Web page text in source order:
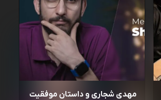
مهدی شجاری و داستان موفقیت